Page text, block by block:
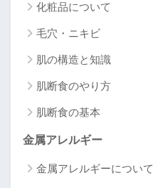
化粧品について
毛穴・ニキビ
肌の構造と知識
肌断食のやり方
肌断食の基本
金属アレルギー
金属アレルギーについて